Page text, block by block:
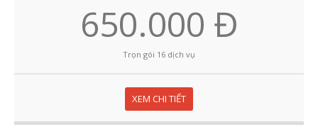
650.000 Đ
Trọn gói 16 dịch vụ
XEM CHI TIẾT